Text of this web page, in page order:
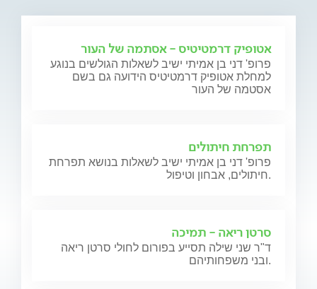
אטופיק דרמטיטיס - אסתמה של העור
פרופ' דני בן אמיתי ישיב לשאלות הגולשים בנוגע
למחלת אטופיק דרמטיטיס הידועה גם בשם
אסטמה של העור
תפרחת חיתולים
פרופ' דני בן אמיתי ישיב לשאלות בנושא תפרחת
חיתולים, אבחון וטיפול.
סרטן ריאה - תמיכה
ד"ר שני שילה תסייע בפורום לחולי סרטן ריאה
ובני משפחותיהם.